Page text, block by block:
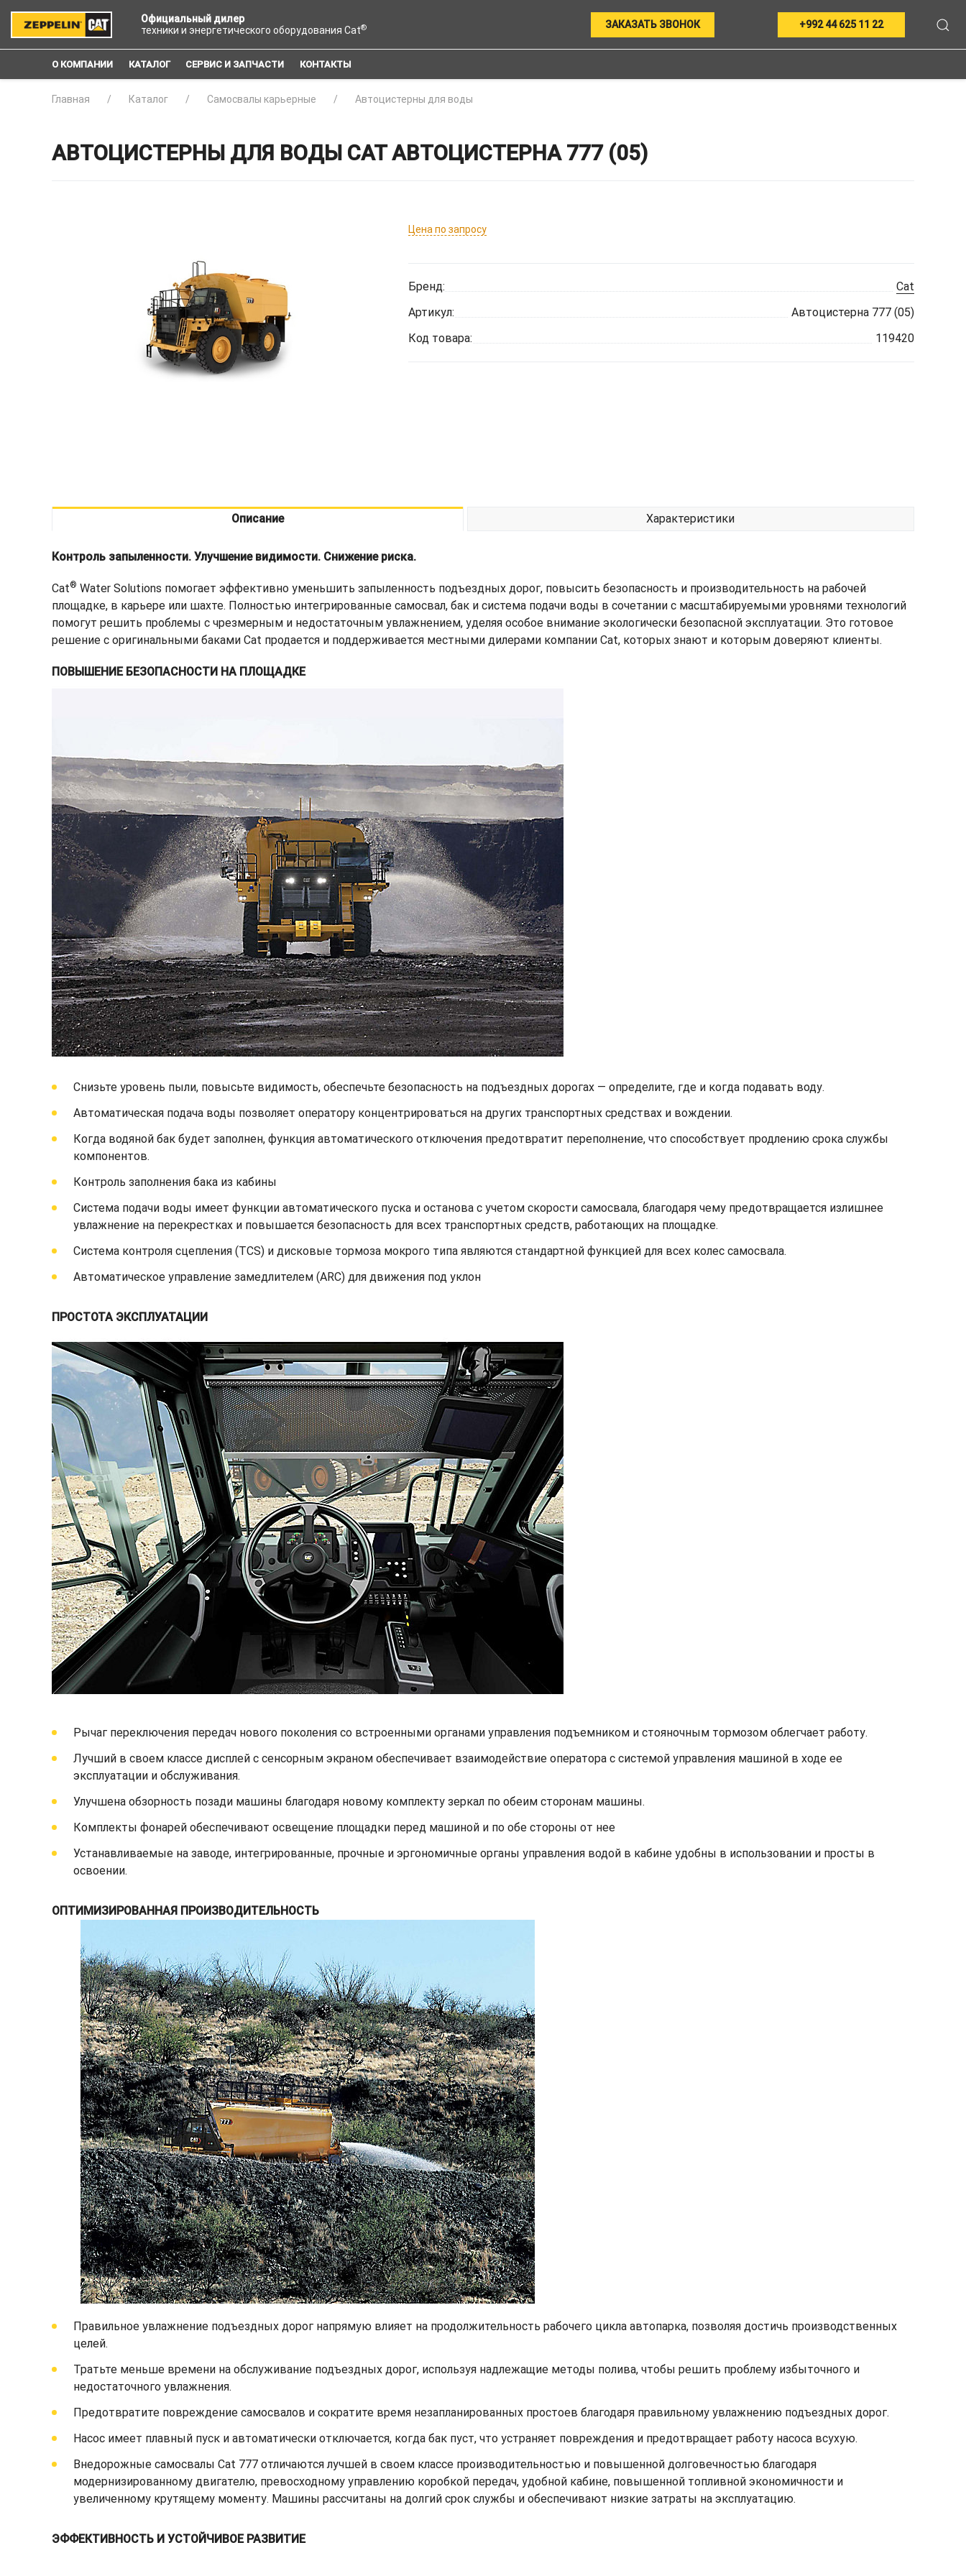
Официальный дилер
техники и энергетического оборудования Cat® ЗАКАЗАТЬ ЗВОНОК +992 44 625 11 22
О КОМПАНИИ КАТАЛОГ СЕРВИС И ЗАПЧАСТИ КОНТАКТЫ
Главная Каталог Самосвалы карьерные Автоцистерны для воды
АВТОЦИСТЕРНЫ ДЛЯ ВОДЫ CAT АВТОЦИСТЕРНА 777 (05)
Цена по запросу
Бренд:
Cat
Артикул:
Автоцистерна 777 (05)
Код товара:
119420
Описание Характеристики
Контроль запыленности. Улучшение видимости. Снижение риска.
Cat® Water Solutions помогает эффективно уменьшить запыленность подъездных дорог, повысить безопасность и производительность на рабочей
площадке, в карьере или шахте. Полностью интегрированные самосвал, бак и система подачи воды в сочетании с масштабируемыми уровнями технологий
помогут решить проблемы с чрезмерным и недостаточным увлажнением, уделяя особое внимание экологически безопасной эксплуатации. Это готовое
решение с оригинальными баками Cat продается и поддерживается местными дилерами компании Cat, которых знают и которым доверяют клиенты.
ПОВЫШЕНИЕ БЕЗОПАСНОСТИ НА ПЛОЩАДКЕ
Снизьте уровень пыли, повысьте видимость, обеспечьте безопасность на подъездных дорогах — определите, где и когда подавать воду.
Автоматическая подача воды позволяет оператору концентрироваться на других транспортных средствах и вождении.
Когда водяной бак будет заполнен, функция автоматического отключения предотвратит переполнение, что способствует продлению срока службы
компонентов.
Контроль заполнения бака из кабины
Система подачи воды имеет функции автоматического пуска и останова с учетом скорости самосвала, благодаря чему предотвращается излишнее
увлажнение на перекрестках и повышается безопасность для всех транспортных средств, работающих на площадке.
Система контроля сцепления (TCS) и дисковые тормоза мокрого типа являются стандартной функцией для всех колес самосвала.
Автоматическое управление замедлителем (ARC) для движения под уклон
ПРОСТОТА ЭКСПЛУАТАЦИИ
Рычаг переключения передач нового поколения со встроенными органами управления подъемником и стояночным тормозом облегчает работу.
Лучший в своем классе дисплей с сенсорным экраном обеспечивает взаимодействие оператора с системой управления машиной в ходе ее
эксплуатации и обслуживания.
Улучшена обзорность позади машины благодаря новому комплекту зеркал по обеим сторонам машины.
Комплекты фонарей обеспечивают освещение площадки перед машиной и по обе стороны от нее
Устанавливаемые на заводе, интегрированные, прочные и эргономичные органы управления водой в кабине удобны в использовании и просты в
освоении.
ОПТИМИЗИРОВАННАЯ ПРОИЗВОДИТЕЛЬНОСТЬ
Правильное увлажнение подъездных дорог напрямую влияет на продолжительность рабочего цикла автопарка, позволяя достичь производственных
целей.
Тратьте меньше времени на обслуживание подъездных дорог, используя надлежащие методы полива, чтобы решить проблему избыточного и
недостаточного увлажнения.
Предотвратите повреждение самосвалов и сократите время незапланированных простоев благодаря правильному увлажнению подъездных дорог.
Насос имеет плавный пуск и автоматически отключается, когда бак пуст, что устраняет повреждения и предотвращает работу насоса всухую.
Внедорожные самосвалы Cat 777 отличаются лучшей в своем классе производительностью и повышенной долговечностью благодаря
модернизированному двигателю, превосходному управлению коробкой передач, удобной кабине, повышенной топливной экономичности и
увеличенному крутящему моменту. Машины рассчитаны на долгий срок службы и обеспечивают низкие затраты на эксплуатацию.
ЭФФЕКТИВНОСТЬ И УСТОЙЧИВОЕ РАЗВИТИЕ